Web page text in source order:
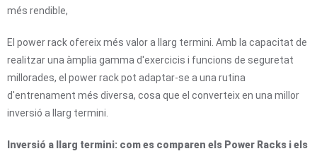
més rendible,
El power rack ofereix més valor a llarg termini. Amb la capacitat de
realitzar una àmplia gamma d'exercicis i funcions de seguretat
millorades, el power rack pot adaptar-se a una rutina
d'entrenament més diversa, cosa que el converteix en una millor
inversió a llarg termini.
Inversió a llarg termini: com es comparen els Power Racks i els